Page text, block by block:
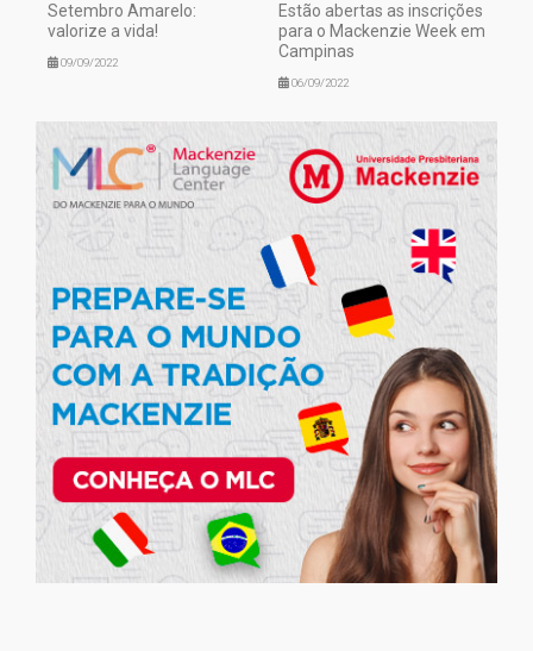
Setembro Amarelo:
valorize a vida!
09/09/2022
Estão abertas as inscrições
para o Mackenzie Week em
Campinas
06/09/2022